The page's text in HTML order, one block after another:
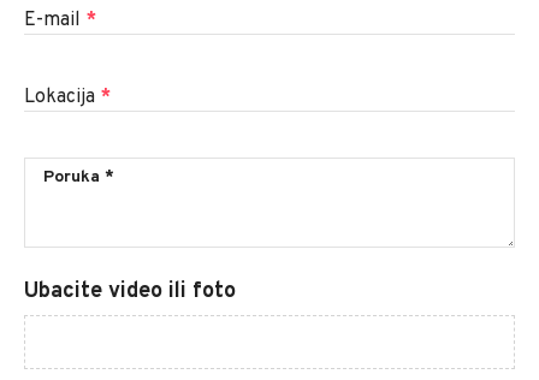
E-mail *
Lokacija *
Ubacite video ili foto